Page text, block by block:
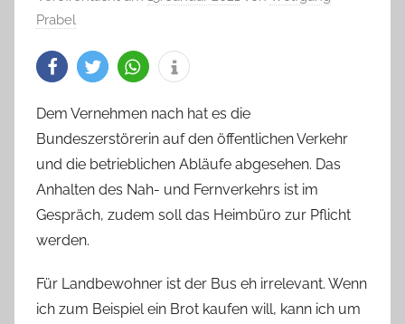
Prabel
Dem Vernehmen nach hat es die
Bundeszerstörerin auf den öffentlichen Verkehr
und die betrieblichen Abläufe abgesehen. Das
Anhalten des Nah- und Fernverkehrs ist im
Gespräch, zudem soll das Heimbüro zur Pflicht
werden.
Für Landbewohner ist der Bus eh irrelevant. Wenn
ich zum Beispiel ein Brot kaufen will, kann ich um